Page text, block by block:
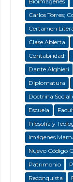
Carlos Torres;
Certamen
Clase Abierta
Contabilidad
Dante Alghieri
Diplomatura
Doctrina Social
Escuela
Filosofía y
Imágenes
Nuevo Código
Patrimonio
Reconquista